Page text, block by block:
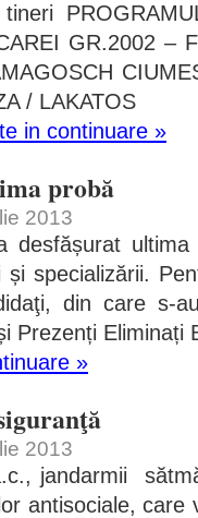
GR.2002 –
/ LAKATOS
in continuare »
probă
2013
desfășurat
specializării.
din care s-
Prezenți Eliminați
»
2013
jandarmii
antisociale, care